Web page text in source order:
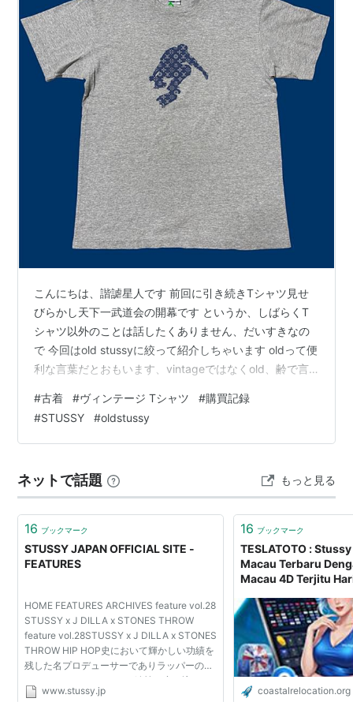
Stüssy | Worldwide Since 1980 – Stussy.com
Stüssy （ステューシー）
STUSSY STOCK BUCKET
HAT バケット ハット ステュ
ーシー白 L/XL
メディア:ウェア&シューズ
この商品を含むブログを見る
こんにちは、諧謔星人です 前回に引き続きTシャツ見せ
びらかし天下一武道会の開幕です というか、しばらくT
シャツ以外のことは話したくありません、だいすきなの
で 今回はold stussyに絞って紹介しちゃいます oldって便
利な言葉だとおもいます、vintageではなくold、齢で言
ものをvintageと表現するらしいですが、その枠で言えば
90sも既にvintageでは？みたいな論争もありますよね、
不毛です 名称に固執せず己を信じて突き進め ①Skate
モノグラムを彷彿とさ…
#古着 #ヴィンテージ Tシャツ #購買記録
#STUSSY #oldstussy
ネットで話題 もっと見る
16 ブックマーク
STUSSY JAPAN OFFICIAL SITE -
FEATURES
HOME FEATURES ARCHIVES feature vol.28
STUSSY x J DILLA x STONES THROW
feature vol.28STUSSY x J DILLA x STONES
THROW HIP HOP史において輝かしい功績を
残した名プロデューサーでありラッパーの
James "J Dilla" Yanceyの追悼の意を込めて
Raph Rashidが撮り下ろしたフォト作品をフ
www.stussy.jp
16 ブックマーク
TESLATOTO :
Macau Terbaru
Macau 4D Terjitu
coastalrelocation.org